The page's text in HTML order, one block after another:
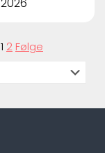
1 2 Følge